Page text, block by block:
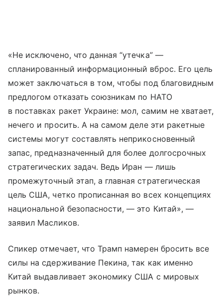
«Не исключено, что данная “утечка” —
спланированный информационный вброс. Его цель
может заключаться в том, чтобы под благовидным
предлогом отказать союзникам по НАТО
в поставках ракет Украине: мол, самим не хватает,
нечего и просить. А на самом деле эти ракетные
системы могут составлять неприкосновенный
запас, предназначенный для более долгосрочных
стратегических задач. Ведь Иран — лишь
промежуточный этап, а главная стратегическая
цель США, четко прописанная во всех концепциях
национальной безопасности, — это Китай», —
заявил Масликов.
Спикер отмечает, что Трамп намерен бросить все
силы на сдерживание Пекина, так как именно
Китай выдавливает экономику США с мировых
рынков.